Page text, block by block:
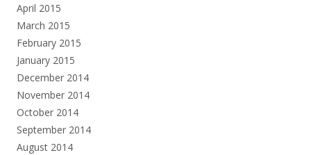
April 2015
March 2015
February 2015
January 2015
December 2014
November 2014
October 2014
September 2014
August 2014